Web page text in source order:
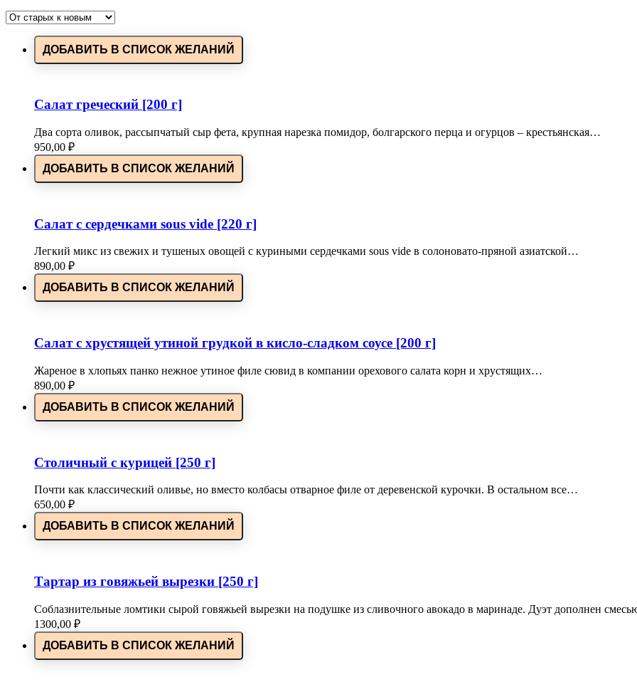
ДОБАВИТЬ В СПИСОК ЖЕЛАНИЙ
Салат греческий [200 г]
Два сорта оливок, рассыпчатый сыр фета, крупная нарезка помидор, болгарского перца и огурцов – крестьянская…
950,00 ₽
ДОБАВИТЬ В СПИСОК ЖЕЛАНИЙ
Салат с сердечками sous vide [220 г]
Легкий микс из свежих и тушеных овощей с куриными сердечками sous vide в солоновато-пряной азиатской…
890,00 ₽
ДОБАВИТЬ В СПИСОК ЖЕЛАНИЙ
Салат с хрустящей утиной грудкой в кисло-сладком соусе [200 г]
Жареное в хлопьях панко нежное утиное филе сювид в компании орехового салата корн и хрустящих…
890,00 ₽
ДОБАВИТЬ В СПИСОК ЖЕЛАНИЙ
Столичный с курицей [250 г]
Почти как классический оливье, но вместо колбасы отварное филе от деревенской курочки. В остальном все…
650,00 ₽
ДОБАВИТЬ В СПИСОК ЖЕЛАНИЙ
Тартар из говяжьей вырезки [250 г]
Соблазнительные ломтики сырой говяжьей вырезки на подушке из сливочного авокадо в маринаде. Дуэт дополнен
1300,00 ₽
ДОБАВИТЬ В СПИСОК ЖЕЛАНИЙ